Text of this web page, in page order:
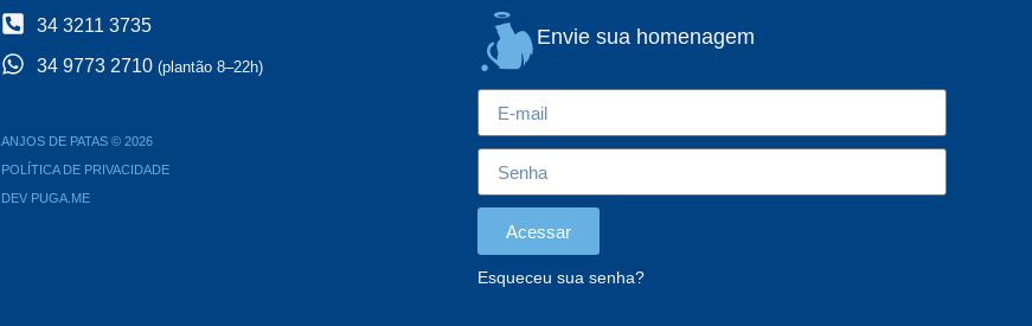
34 3211 3735
34 9773 2710 (plantão 8–22h)
ANJOS DE PATAS © 2026
POLÍTICA DE PRIVACIDADE
DEV PUGA.ME
Envie sua homenagem
Acessar
Esqueceu sua senha?